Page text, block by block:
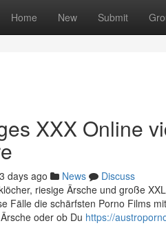
Home New Submit
XXX Online
days ago News
Discuss
riesige Ärsche und große
Fälle die schärfsten Porno Films
oder ob Du https://